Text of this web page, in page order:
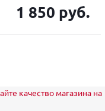
1 850 руб.